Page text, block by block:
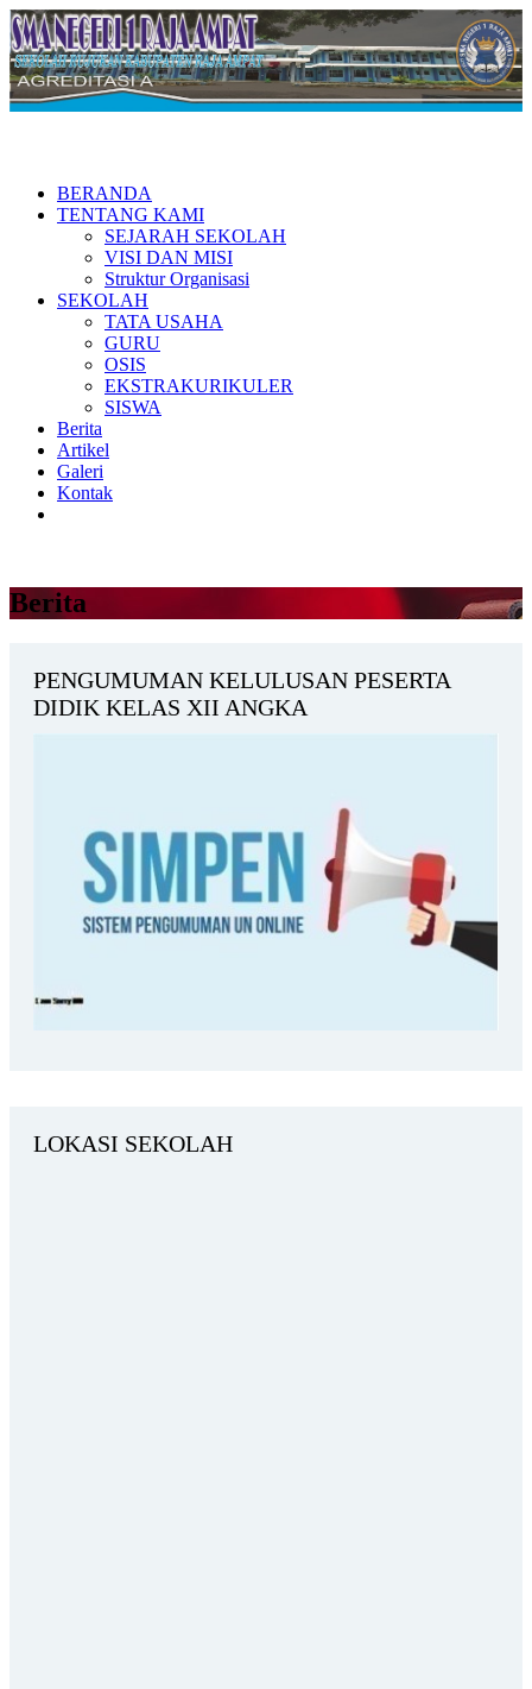
BERANDA
TENTANG KAMI
SEJARAH SEKOLAH
VISI DAN MISI
Struktur Organisasi
SEKOLAH
TATA USAHA
GURU
OSIS
EKSTRAKURIKULER
SISWA
Berita
Artikel
Galeri
Kontak
Berita
PENGUMUMAN KELULUSAN PESERTA
DIDIK KELAS XII ANGKA
LOKASI SEKOLAH